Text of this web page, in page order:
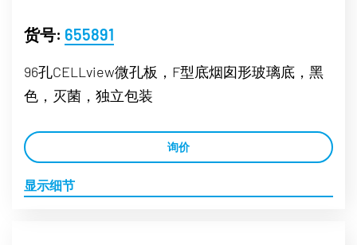
货号: 655891
96孔CELLview微孔板，F型底烟囱形玻璃底，黑
色，灭菌，独立包装
询价
显示细节